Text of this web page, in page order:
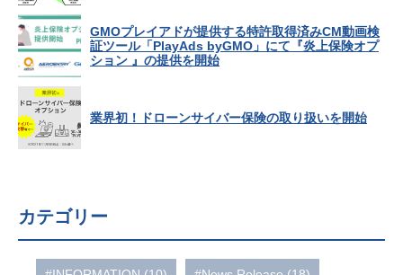
GMOプレイアドが提供する特許取得済みCM動画検
証ツール「PlayAds byGMO」にて『炎上保険オプ
ション 』の提供を開始
業界初！ドローンサイバー保険の取り扱いを開始
カテゴリー